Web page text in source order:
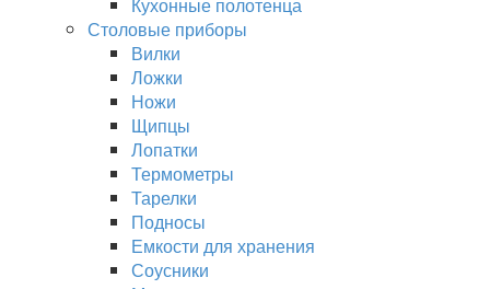
Столовые приборы
Вилки
Ложки
Ножи
Щипцы
Лопатки
Термометры
Тарелки
Подносы
Емкости для хранения
Соусники